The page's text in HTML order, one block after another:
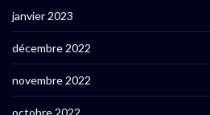
janvier 2023
décembre 2022
novembre 2022